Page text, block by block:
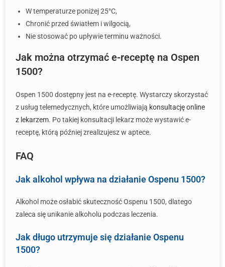
W temperaturze poniżej 25°C,
Chronić przed światłem i wilgocią,
Nie stosować po upływie terminu ważności.
Jak można otrzymać e-receptę na Ospen
1500?
Ospen 1500 dostępny jest na e-receptę. Wystarczy skorzystać
z usług telemedycznych, które umożliwiają konsultację online
z lekarzem. Po takiej konsultacji lekarz może wystawić e-
receptę, którą później zrealizujesz w aptece.
FAQ
Jak alkohol wpływa na działanie Ospenu 1500?
Alkohol może osłabić skuteczność Ospenu 1500, dlatego
zaleca się unikanie alkoholu podczas leczenia.
Jak długo utrzymuje się działanie Ospenu
1500?